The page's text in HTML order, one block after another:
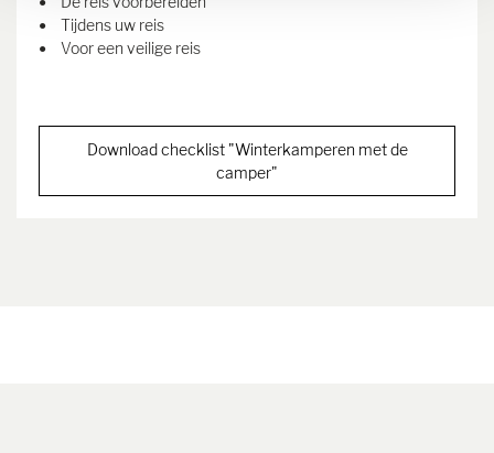
Tijdens uw reis
Voor een veilige reis
Download checklist "Winterkamperen met de
camper"